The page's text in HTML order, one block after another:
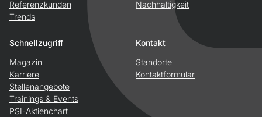
Referenzkunden
Trends
Nachhaltigkeit
Schnellzugriff
Magazin
Karriere
Stellenangebote
Trainings & Events
PSI-Aktienchart
Kontakt
Standorte
Kontaktformular